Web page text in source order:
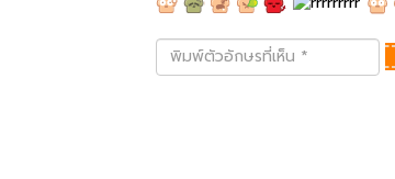
พิมพ์
ตัว